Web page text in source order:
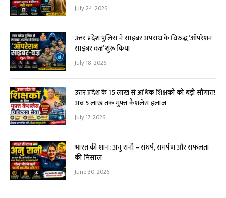
July 24, 2026
उत्तर प्रदेश पुलिस ने साइबर अपराध के विरुद्ध ‘ऑपरेशन
साइबर वज्र’ शुरू किया
July 18, 2026
उत्तर प्रदेश के 15 लाख से अधिक शिक्षकों को बड़ी सौगात!
अब ₹5 लाख तक मुफ्त कैशलेस इलाज
July 17, 2026
भारत की शान: अनु रानी – संघर्ष, समर्पण और सफलता
की मिसाल
June 30, 2026